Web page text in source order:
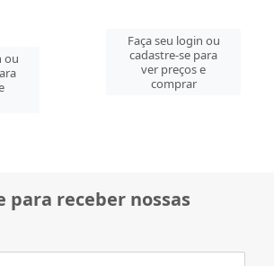
ou
Faça seu login ou
cadastre-se para
ver preços e
para receber nossas